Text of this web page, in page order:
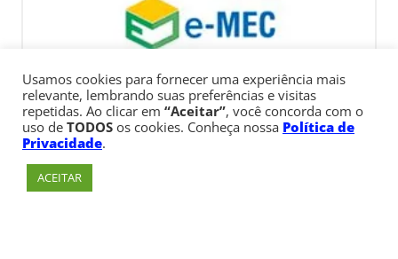
Usamos cookies para fornecer uma experiência mais
relevante, lembrando suas preferências e visitas
repetidas. Ao clicar em “Aceitar”, você concorda com o
uso de TODOS os cookies. Conheça nossa Política de
Privacidade.
ACEITAR